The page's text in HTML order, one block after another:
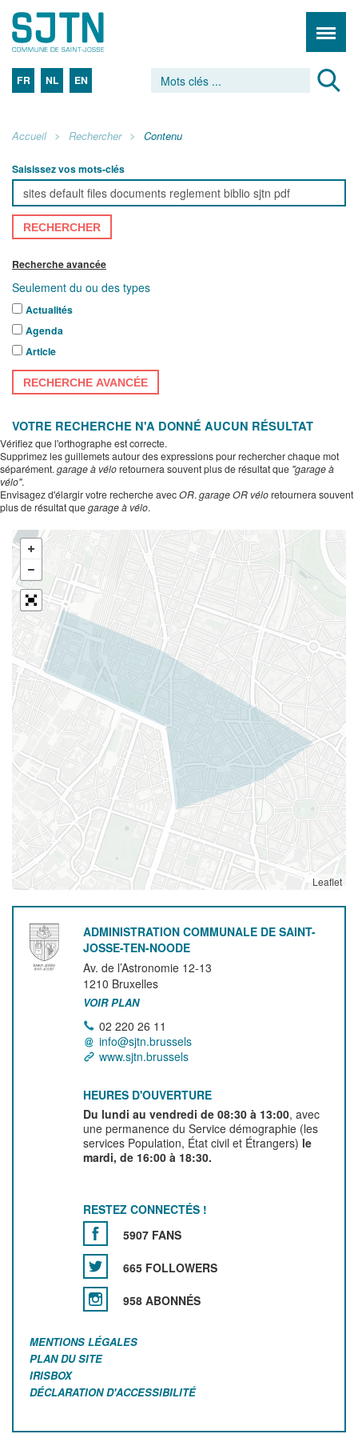
FR NL EN
Accueil Rechercher Contenu
Saisissez vos mots-clés
RECHERCHER
Recherche avancée
Seulement du ou des types
Actualités
Agenda
Article
RECHERCHE AVANCÉE
VOTRE RECHERCHE N'A DONNÉ AUCUN RÉSULTAT
Vérifiez que l'orthographe est correcte.
Supprimez les guillemets autour des expressions pour rechercher chaque mot
séparément. garage à véloretournera souvent plus de résultat que "garage à
vélo".
Envisagez d'élargir votre recherche avecOR. garage OR véloretournera souvent
plus de résultat quegarage à vélo.
Leaflet
ADMINISTRATION COMMUNALE DE SAINT-
JOSSE-TEN-NOODE
Av. de l’Astronomie 12-13
1210 Bruxelles
VOIR PLAN
02 220 26 11
info@sjtn.brussels
www.sjtn.brussels
HEURES D'OUVERTURE
Du lundi au vendredi de 08:30 à 13:00, avec
une permanence du Service démographie (les
services Population, État civil et Étrangers) le
mardi, de 16:00 à 18:30.
RESTEZ CONNECTÉS !
5907 FANS
665 FOLLOWERS
958 ABONNÉS
MENTIONS LÉGALES
PLAN DU SITE
IRISBOX
DÉCLARATION D'ACCESSIBILITÉ